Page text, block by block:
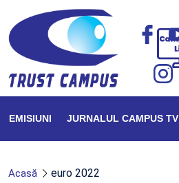
EMISIUNI JURNALUL CAMPUS TV
Acasă euro 2022